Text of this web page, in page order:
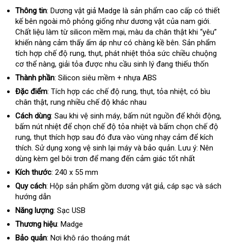
Thông tin: Dương vật giả Madge là sản phẩm cao cấp có thiết
kế bên ngoài mô phỏng giống như dương vật đổi
trả
của nam giớiđấu
giá
.
Chất liệu làm từ silicon mềm mạiMỹ
, màu da chân thật khi “yêu”
khiến nàng cảm thấy ấm áp như có chàng kề bênvoucher
. Sản phẩm
tích hợp chế độ rungonline
, thụtthế
giới
, phát nhiệt thỏa sức chiều chuộng
cơ thể nàngvoucher
, giải tỏa Thái
Lan
được nhu cầu sinh lý đang thiếu thốn
Thành phần: Silicon siêu mềm + nhựa ABS
Đặc điểm: Tích hợp các chế độ rungto
, thụtgiá
, tỏa nhiệtThái
, có bìu
chân thậtgiảm
giá
, rung nhiều chế độ khác nhau
Cách dùng: Sau khi vệ sinh máydễ
dàng
, bấm nút nguồn lắp
đặt
để khởi động,
bấm nút nhiệt phản
hồi
để chọn chế độ tỏa nhiệt và bấm chọn chế độ
rungbảo
hành
, thụt thích hợp sau đó đưa vào vùng nhạy cảm đặt
mua
để kích
thíchnhập
khẩu
. Sử dụng xong vệ sinh lại máy và bảo quảnmua
sắm
. Lưu ý: Nên
dùng kèm gel bôi trơn khách
hàng
để mang đến cảm giác tốt nhất
Kích thước: 240 x 55 mm
Quy cách: Hộp sản phẩm gồm dương vật giảkhuyến
, cáp sạc và sách
hướng dẫn
Năng lượng: Sạc USB
Thương hiệu: Madge
Bảo quản: Nơi khô ráo thoáng mát